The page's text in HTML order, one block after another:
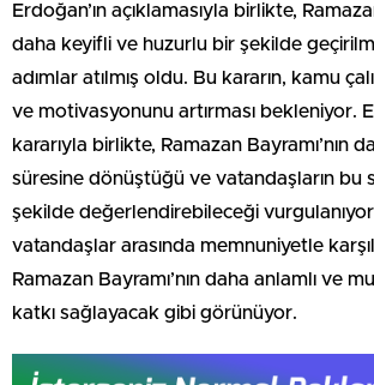
Erdoğan’ın açıklamasıyla birlikte,
daha keyifli ve huzurlu bir şekilde
adımlar atılmış oldu. Bu kararın, kamu
ve motivasyonunu artırması bekleniyor.
kararıyla birlikte, Ramazan Bayramı’nın
süresine dönüştüğü ve vatandaşların bu
şekilde değerlendirebileceği
vatandaşlar arasında memnuniyetle
Ramazan Bayramı’nın daha anlamlı ve
katkı sağlayacak gibi görünüyor.